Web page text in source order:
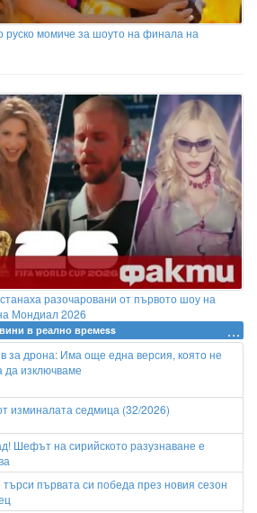
руско момиче за шоуто на финала на
разочаровани от първото шоу на
Мондиал 2026
в реално времеss
за дрона: Има още една версия, която не
да изключваме
изминалата седмица (32/2026)
Шефът на сирийското разузнаване е
първата си победа през новия сезон